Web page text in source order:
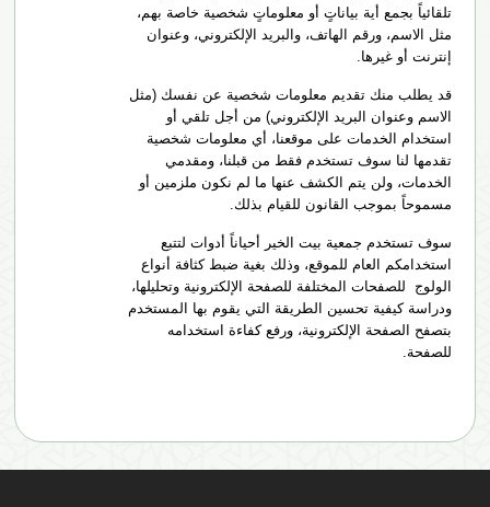
تلقائياً بجمع أية بياناتٍ أو معلوماتٍ شخصية خاصة بهم،
مثل الاسم، ورقم الهاتف، والبريد الإلكتروني، وعنوان
إنترنت أو غيرها.
قد يطلب منك تقديم معلومات شخصية عن نفسك (مثل
الاسم وعنوان البريد الإلكتروني) من أجل تلقي أو
استخدام الخدمات على موقعنا، أي معلومات شخصية
تقدمها لنا سوف تستخدم فقط من قبلنا، ومقدمي
الخدمات، ولن يتم الكشف عنها ما لم نكون ملزمين أو
مسموحاً بموجب القانون للقيام بذلك.
سوف تستخدم جمعية بيت الخير أحياناً أدوات لتتبع
استخدامكم العام للموقع، وذلك بغية ضبط كثافة أنواع
الولوج للصفحات المختلفة للصفحة الإلكترونية وتحليلها،
ودراسة كيفية تحسين الطريقة التي يقوم بها المستخدم
بتصفح الصفحة الإلكترونية، ورفع كفاءة استخدامه
للصفحة.